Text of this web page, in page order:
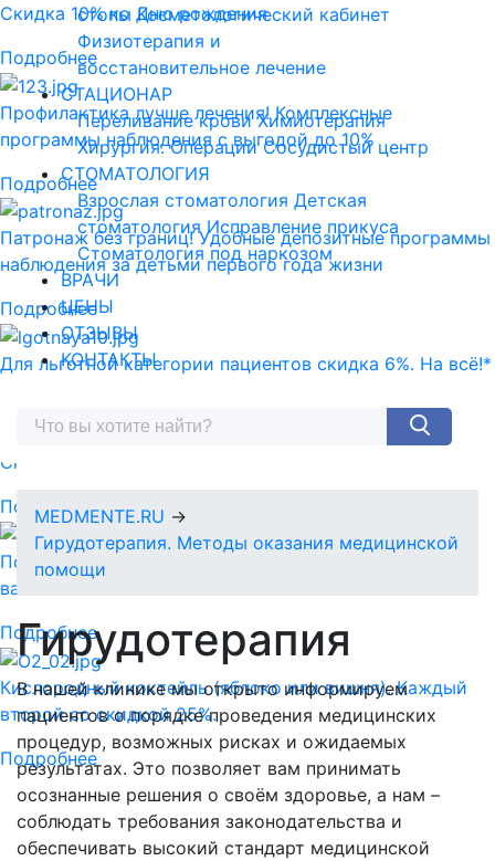
Скидка 10% ко Дню рождения
Подробнее
Профилактика лучше лечения! Комплексные
программы наблюдения с выгодой до 10%
Подробнее
Патронаж без границ! Удобные депозитные программы
наблюдения за детьми первого года жизни
Подробнее
Для льготной категории пациентов скидка 6%. На всё!*
Спермограмма + MAR тест = 5890 руб.
Подробнее
Подарочный сертификат-идеальный подарок для
ваших близких!
Подробнее
Кислородный коктейль (яблоко или вишня). Каждый
второй со скидкой 25%.
Подробнее
стопы Косметологический кабинет
Физиотерапия и
восстановительное лечение
СТАЦИОНАР
Переливание крови Химиотерапия
Хирургия. Операции Сосудистый центр
СТОМАТОЛОГИЯ
Взрослая стоматология Детская
стоматология Исправление прикуса
Стоматология под наркозом
ВРАЧИ
ЦЕНЫ
ОТЗЫВЫ
КОНТАКТЫ
MEDMENTE.RU →
Гирудотерапия. Методы оказания медицинской
помощи
Гирудотерапия
В нашей клинике мы открыто информируем
пациентов о порядке проведения медицинских
процедур, возможных рисках и ожидаемых
результатах. Это позволяет вам принимать
осознанные решения о своём здоровье, а нам –
соблюдать требования законодательства и
обеспечивать высокий стандарт медицинской